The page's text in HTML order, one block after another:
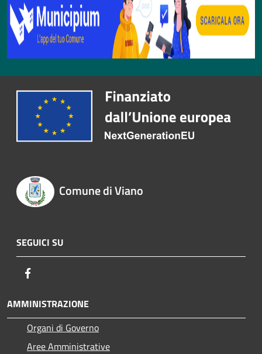
Comune di Viano
SEGUICI SU
AMMINISTRAZIONE
Organi di Governo
Aree Amministrative